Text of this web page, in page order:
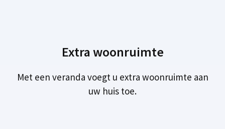
Extra woonruimte
Met een veranda voegt u extra woonruimte aan
uw huis toe.